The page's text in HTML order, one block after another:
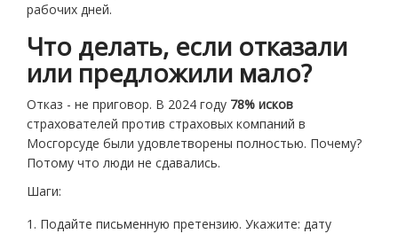
рабочих дней.
Что делать, если отказали
или предложили мало?
Отказ - не приговор. В 2024 году 78% исков
страхователей против страховых компаний в
Мосгорсуде были удовлетворены полностью. Почему?
Потому что люди не сдавались.
Шаги:
Подайте письменную претензию. Укажите: дату